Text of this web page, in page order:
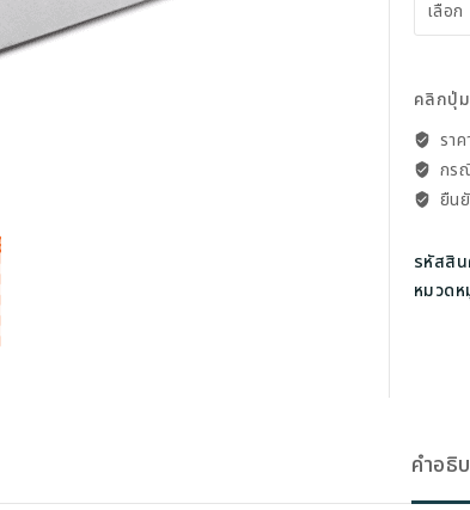
คลิกปุ่ม
รา
กร
ยืน
รหัสสิน
หมวด
คำอธิ